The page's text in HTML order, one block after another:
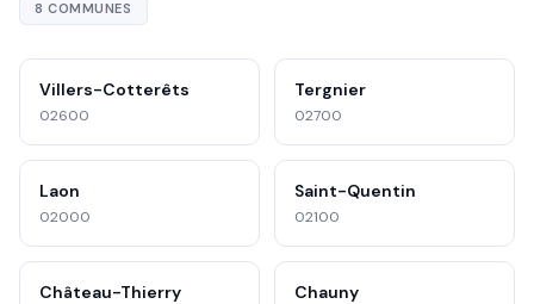
8 COMMUNES
Villers-Cotterêts
02600
Tergnier
02700
Laon
02000
Saint-Quentin
02100
Château-Thierry Chauny